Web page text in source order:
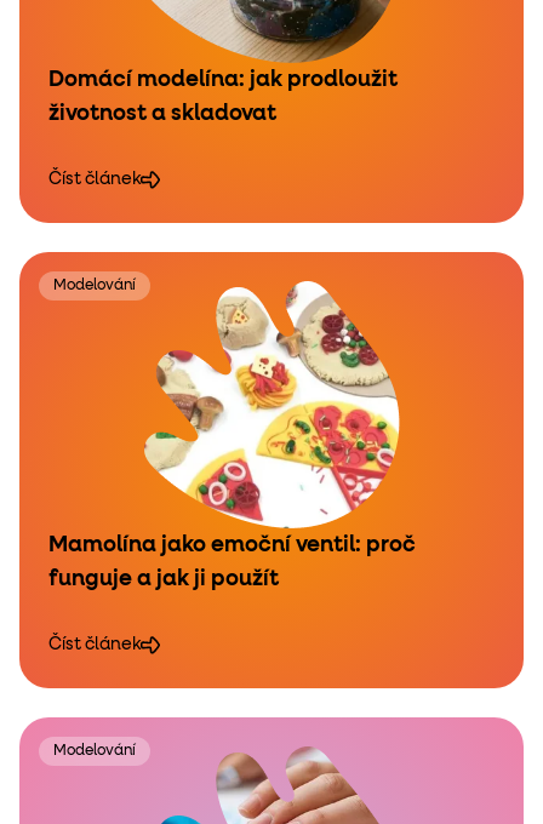
Domácí modelína: jak prodloužit
životnost a skladovat
Číst článek
Modelování
Mamolína jako emoční ventil: proč
funguje a jak ji použít
Číst článek
Modelování